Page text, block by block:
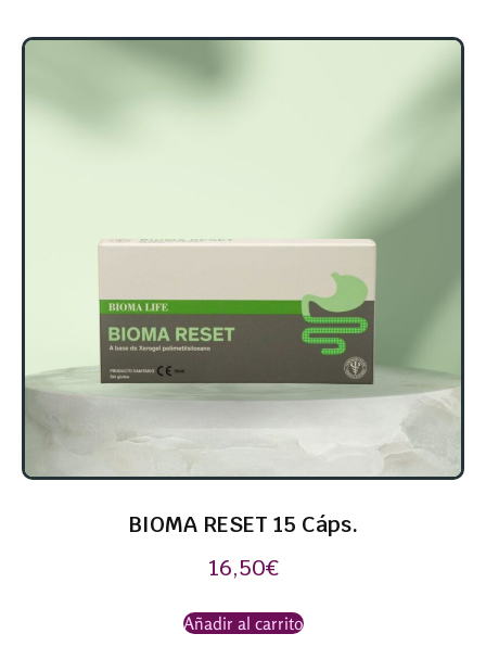
BIOMA RESET 15 Cáps.
16,50€
Añadir al carrito